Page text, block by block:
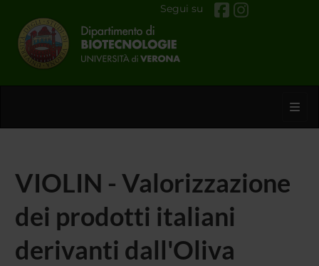
Segui su
VIOLIN - Valorizzazione
dei prodotti italiani
derivanti dall'Oliva